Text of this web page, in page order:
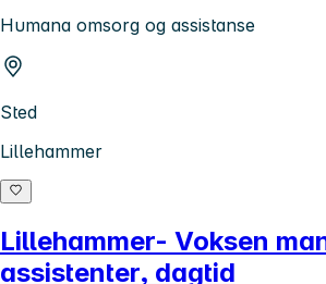
Humana omsorg og assistanse
Sted
Lillehammer
Lillehammer- Voksen
assistenter, dagtid